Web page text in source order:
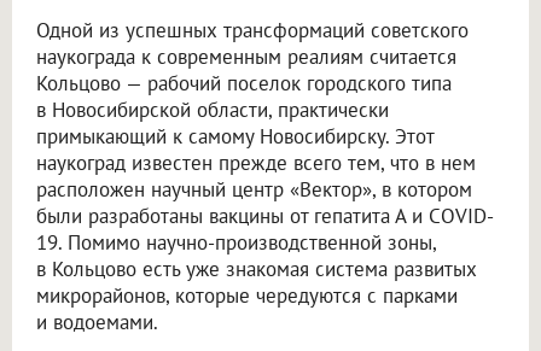
Одной из успешных трансформаций советского
наукограда к современным реалиям считается
Кольцово — рабочий поселок городского типа
в Новосибирской области, практически
примыкающий к самому Новосибирску. Этот
наукоград известен прежде всего тем, что в нем
расположен научный центр «Вектор», в котором
были разработаны вакцины от гепатита А и COVID-
19. Помимо научно-производственной зоны,
в Кольцово есть уже знакомая система развитых
микрорайонов, которые чередуются с парками
и водоемами.